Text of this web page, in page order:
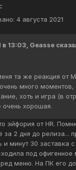
4 августа 2021
13:03, Geasse
та же реакция от
много
хоть и игра (в
очень хорошая.
эйфория от HR.
за 2 дня до релиза...
и минут 30 заставка
под офигенное
меню. На ПК его